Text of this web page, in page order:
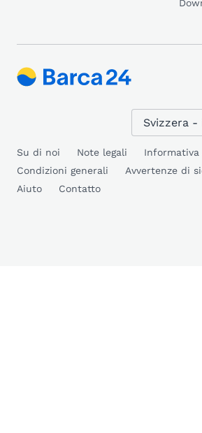
Su di noi Note legali
Condizioni generali
Avvertenze di
Aiuto
Contatto